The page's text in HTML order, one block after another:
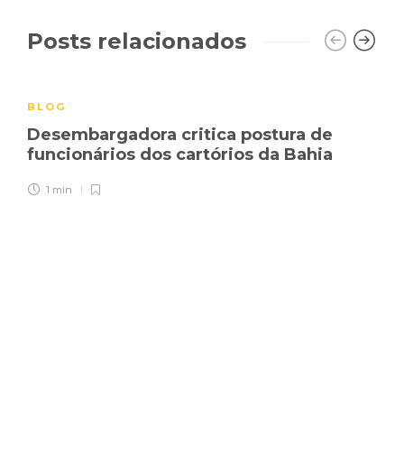
Posts relacionados
BLOG
Desembargadora critica postura de
funcionários dos cartórios da Bahia
1 min